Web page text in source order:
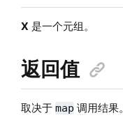
X 是一个元组。
返回值
取决于 map 调用结果。